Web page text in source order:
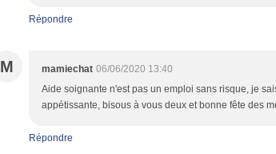
Répondre
M mamiechat 06/06/2020 13:40
Aide soignante n'est pas un emploi sans risque, je
appétissante, bisous à vous deux et bonne fête des
Répondre